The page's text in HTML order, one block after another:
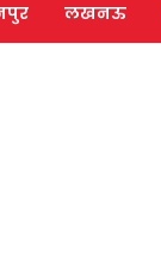
लखनऊ